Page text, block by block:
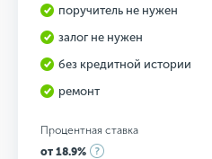
поручитель не нужен
залог не нужен
без кредитной истории
ремонт
Процентная ставка
от 18.9%